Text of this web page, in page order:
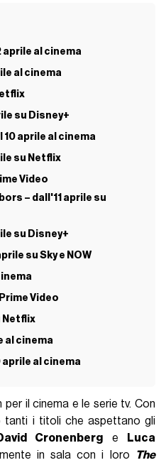
aprile al cinema
al cinema
su Disney+
aprile al cinema
su Netflix
Video
– dall'11 aprile su
su Disney+
su Sky e NOW
Video
Netflix
al cinema
al cinema
il cinema e le serie tv. Con
tanti i titoli che aspettano gli
Cronenberg e
Luca
in sala con i loro
The